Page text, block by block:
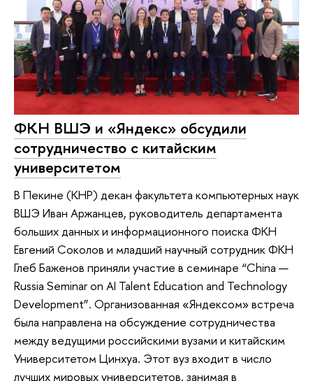
ФКН ВШЭ и «Яндекс» обсудили
сотрудничество с китайским
университетом
В Пекине (КНР) декан факультета компьютерных наук
ВШЭ Иван Аржанцев, руководитель департамента
больших данных и информационного поиска ФКН
Евгений Соколов и младший научный сотрудник ФКН
Глеб Баженов приняли участие в семинаре “China —
Russia Seminar on AI Talent Education and Technology
Development”. Организованная «Яндексом» встреча
была направлена на обсуждение сотрудничества
между ведущими российскими вузами и китайским
Университетом Цинхуа. Этот вуз входит в число
лучших мировых университетов, занимая в